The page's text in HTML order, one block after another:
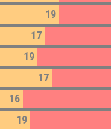
19
17
19
17
16
19